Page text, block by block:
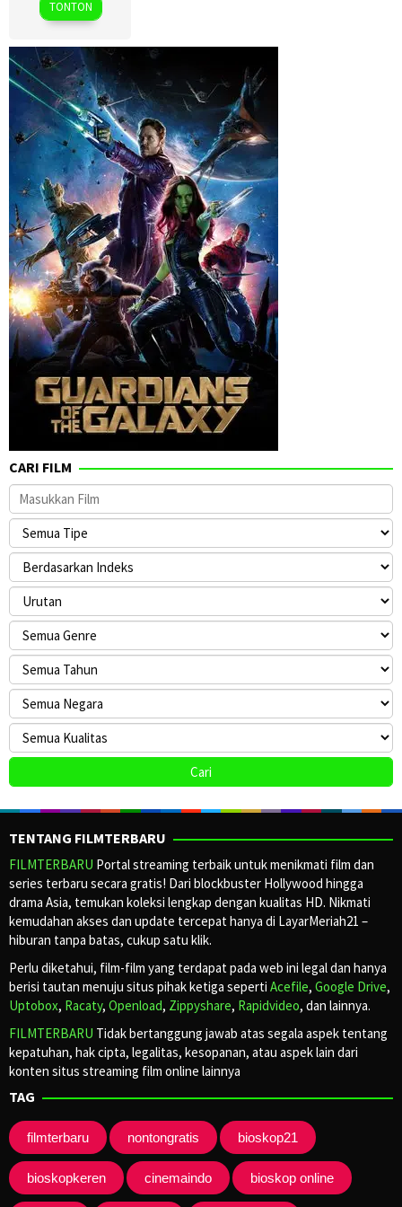
TONTON
CARI FILM
TENTANG FILMTERBARU
FILMTERBARU Portal streaming terbaik untuk menikmati film dan
series terbaru secara gratis! Dari blockbuster Hollywood hingga
drama Asia, temukan koleksi lengkap dengan kualitas HD. Nikmati
kemudahan akses dan update tercepat hanya di LayarMeriah21 –
hiburan tanpa batas, cukup satu klik.
Perlu diketahui, film-film yang terdapat pada web ini legal dan hanya
berisi tautan menuju situs pihak ketiga seperti Acefile, Google Drive,
Uptobox, Racaty, Openload, Zippyshare, Rapidvideo, dan lainnya.
FILMTERBARU Tidak bertanggung jawab atas segala aspek tentang
kepatuhan, hak cipta, legalitas, kesopanan, atau aspek lain dari
konten situs streaming film online lainnya
TAG
filmterbaru nontongratis bioskop21
bioskopkeren cinemaindo bioskop online